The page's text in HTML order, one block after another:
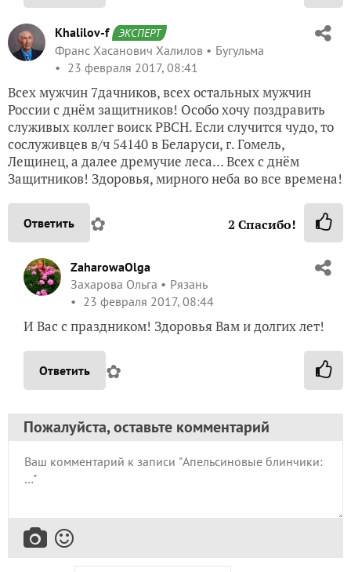
Khalilov-f ЭКСПЕРТ
Франс Хасанович Халилов
Бугульма
23 февраля 2017, 08:41
Всех мужчин 7дачников, всех остальных мужчин
России с днём защитников! Особо хочу поздравить
служивых коллег воиск РВСН. Если случится чудо, то
сослуживцев в/ч 54140 в Беларуси, г. Гомель,
Лещинец, а далее дремучие леса… Всех с днём
Защитников! Здоровья, мирного неба во все времена!
Ответить ✿ 2 Спасибо!
ZaharowaOlga
Захарова Ольга
Рязань
23 февраля 2017, 08:44
И Вас с праздником! Здоровья Вам и долгих лет!
Ответить ✿
Пожалуйста, оставьте комментарий